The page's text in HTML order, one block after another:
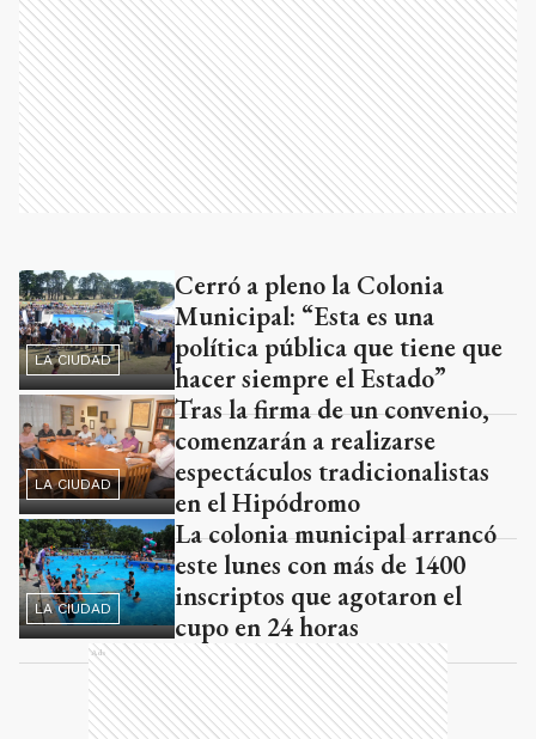
LA CIUDAD
Cerró a pleno la Colonia
Municipal: “Esta es una
política pública que tiene que
hacer siempre el Estado”
LA CIUDAD
Tras la firma de un convenio,
comenzarán a realizarse
espectáculos tradicionalistas
en el Hipódromo
LA CIUDAD
La colonia municipal arrancó
este lunes con más de 1400
inscriptos que agotaron el
cupo en 24 horas
Ads